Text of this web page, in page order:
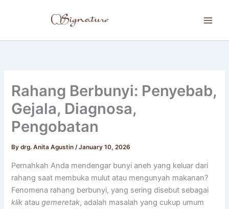
Rahang Berbunyi: Penyebab,
Gejala, Diagnosa,
Pengobatan
Bydrg. Anita Agustin/January 10, 2026
Pernahkah Anda mendengar bunyi aneh yang keluar dari
rahang saat membuka mulut atau mengunyah makanan?
Fenomena rahang berbunyi, yang sering disebut sebagai
klik ataugemeretak, adalah masalah yang cukup umum